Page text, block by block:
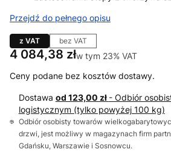
Przejdź do pełnego opisu
z VAT bez VAT
Cena
4 084,38 złw tym 23% VAT
w tym 23% VAT
Ceny podane bez kosztów dostawy.
Dostawa od 123,00 zł - Odbiór
logistycznym (tylko powyżej 100 kg)
Odbiór osobisty towarów
drzwi, jest możliwy w magazynach firm
Gdańsku, Warszawie i Sosnowcu.